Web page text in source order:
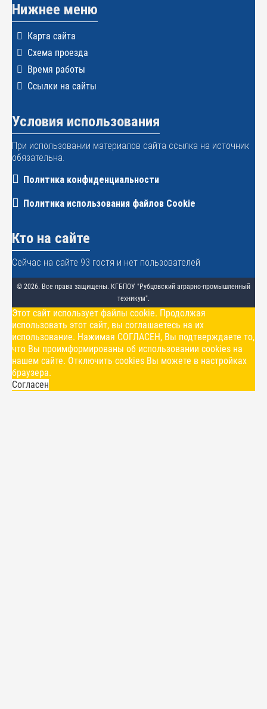
Нижнее меню
Карта сайта
Схема проезда
Время работы
Ссылки на сайты
Условия использования
При использовании материалов сайта ссылка на источник
обязательна.
Политика конфиденциальности
Политика использования файлов Cookie
Кто на сайте
Сейчас на сайте 93 гостя и нет пользователей
© 2026. Все права защищены. КГБПОУ "Рубцовский аграрно-промышленный
техникум".
Этот сайт использует файлы cookie. Продолжая
использовать этот сайт, вы соглашаетесь на их
использование. Нажимая СОГЛАСЕН, Вы подтверждаете то,
что Вы проимформированы об использовании cookies на
нашем сайте. Отключить cookies Вы можете в настройках
браузера.
Согласен